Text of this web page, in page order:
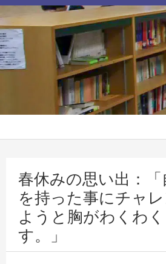
春休みの思い出：
を持った事にチャ
ようと胸がわくわ
す。」